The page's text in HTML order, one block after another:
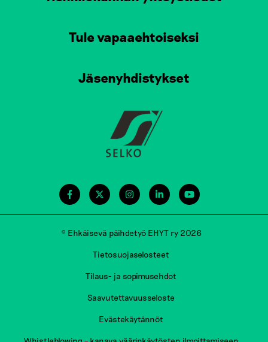
Tule vapaaehtoiseksi
Jäsenyhdistykset
© Ehkäisevä päihdetyö EHYT ry 2026
Tietosuojaselosteet
Tilaus- ja sopimusehdot
Saavutettavuusseloste
Evästekäytännöt